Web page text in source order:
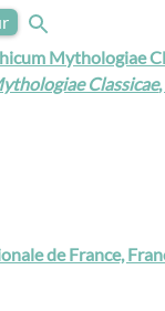
Mythologiae
Classicae
de France,